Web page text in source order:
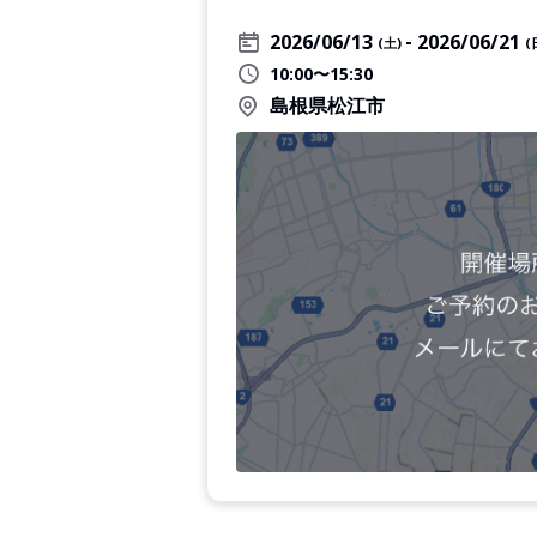
2026/06/13 (土) 2026/06/21 (
10:00〜15:30
島根県松江市